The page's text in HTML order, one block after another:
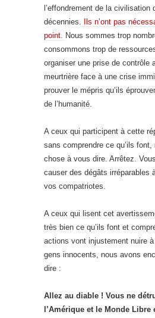
l’effondrement de la civilisation
décennies. Ils n’ont pas
point. Nous sommes trop
consommons trop de
organiser une prise de contrôle
meurtrière face à une crise
prouver le mépris qu’ils
de l’humanité.
A ceux qui participent à cette
sans comprendre ce qu’ils
chose à vous dire. Arrêtez.
causer des dégâts irréparables
vos compatriotes.
A ceux qui lisent cet
très bien ce qu’ils font et
actions vont injustement nuire
gens innocents, nous avons
dire :
Allez au diable ! Vous ne
l’Amérique et le Monde Libre